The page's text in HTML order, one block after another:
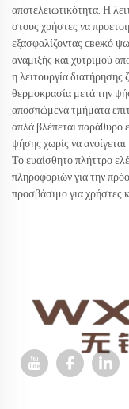
αποτελειωτικότητα. Η
στους χρήστες να
εξασφαλίζοντας свежό
αναμιξής και χυτριμού
η λειτουργία
θερμοκρασία μετά την
αποσπώμενα τμήματα
απλά βλέπεται παράθυρο
ψήσης χωρίς να
Το ευαίσθητο πλήττρο
πληροφοριών για την
προσβάσιμο για χρήστες